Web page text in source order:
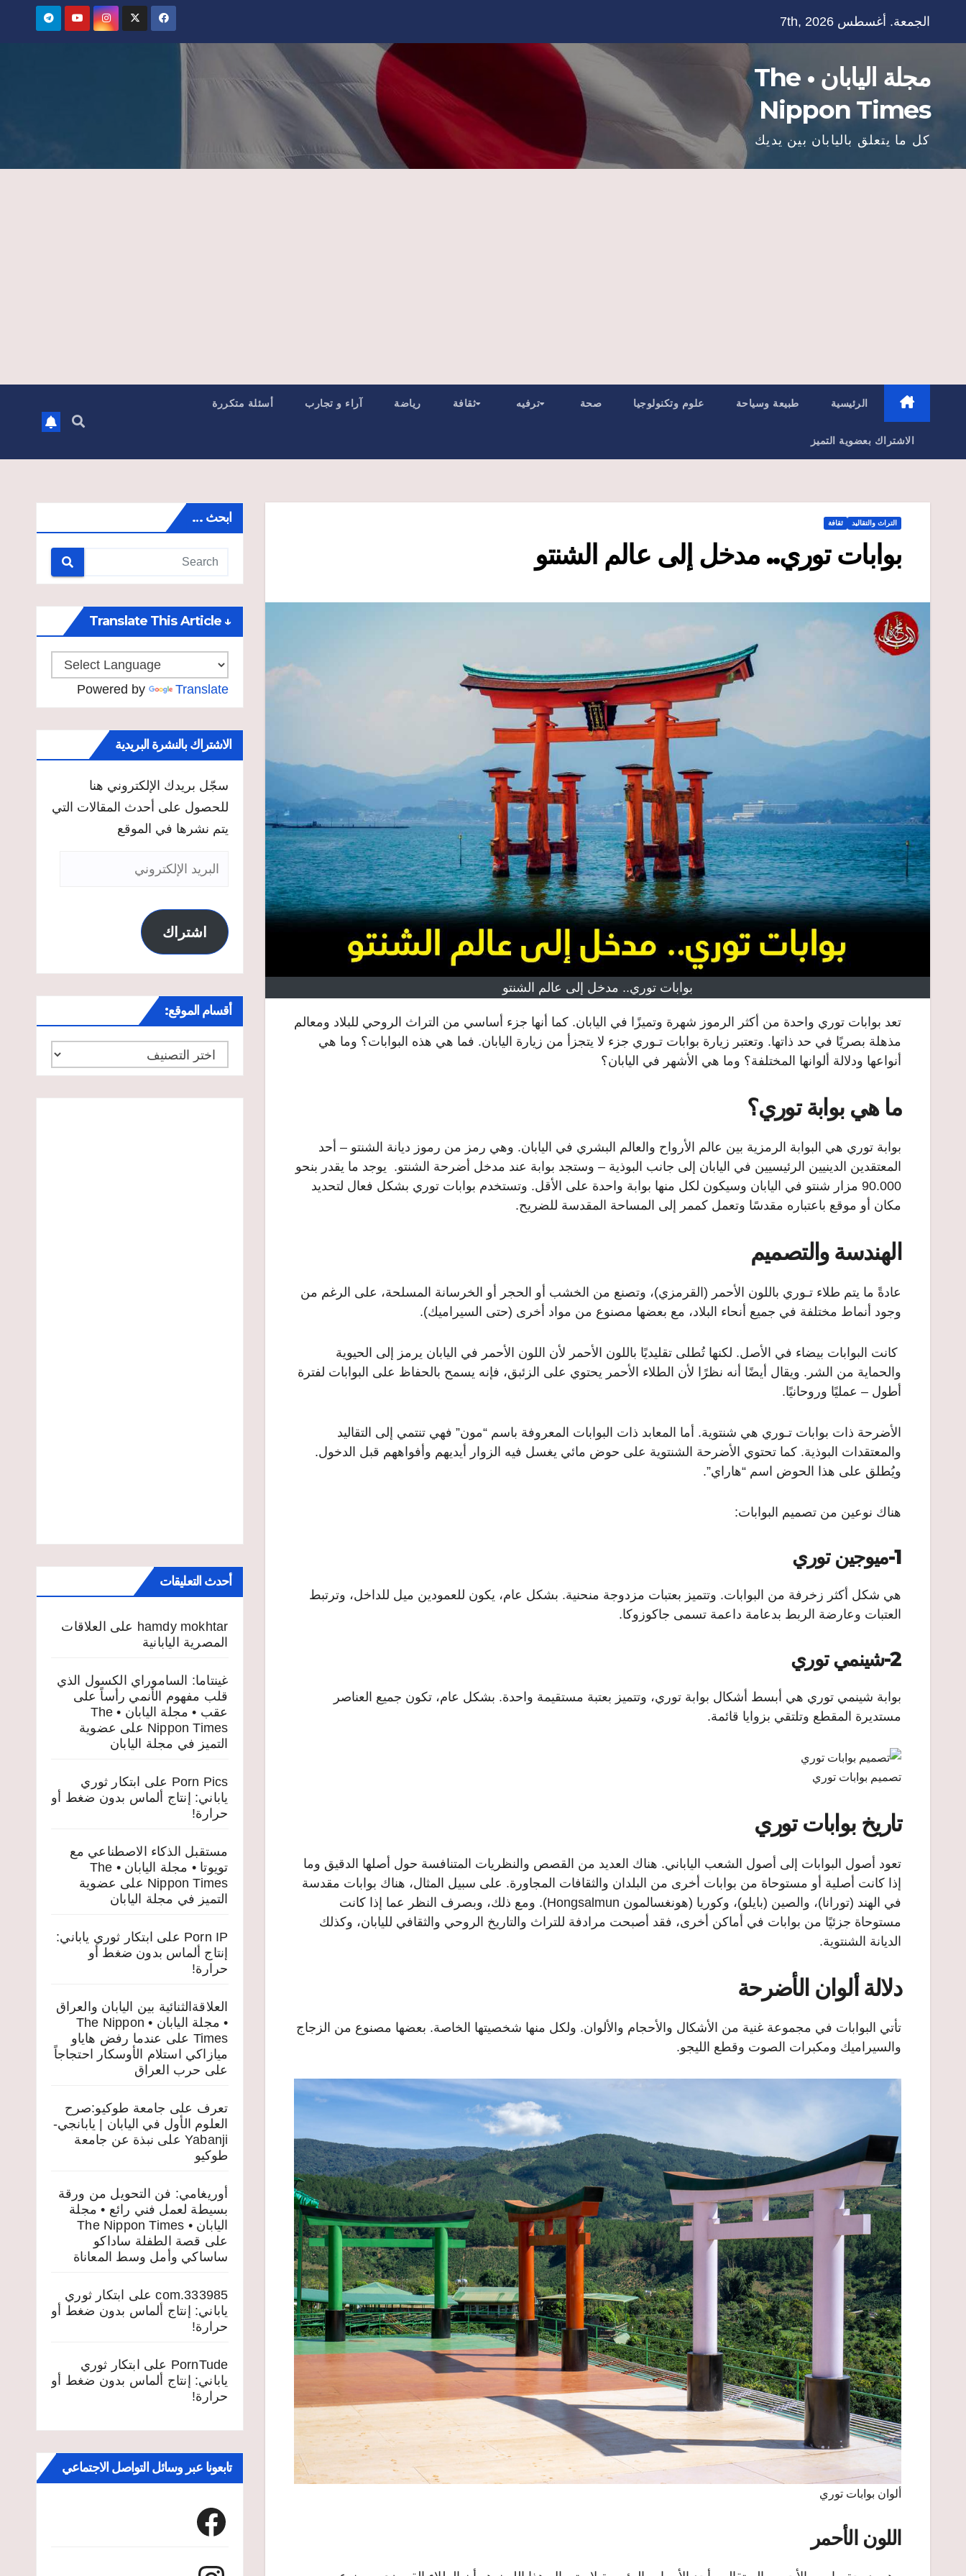
الجمعة. أغسطس 7th, 2026
مجلة اليابان • The
Nippon Times
كل ما يتعلق باليابان بين يديك
الرئيسية طبيعة وسياحة علوم وتكنولوجيا صحة ترفيه ثقافة رياضة آراء و تجارب أسئلة متكررة
الاشتراك بعضوية التميز
التراث والتقاليد ثقافة
بوابات توري.. مدخل إلى عالم الشنتو
بوابات توري.. مدخل إلى عالم الشنتو
تعد بوابات توري واحدة من أكثر الرموز شهرة وتميزًا في اليابان. كما أنها جزء أساسي من التراث الروحي للبلاد ومعالم
مذهلة بصريًا في حد ذاتها. وتعتبر زيارة بوابات تـوري جزء لا يتجزأ من زيارة اليابان. فما هي هذه البوابات؟ وما هي
أنواعها ودلالة ألوانها المختلفة؟ وما هي الأشهر في اليابان؟
ما هي بوابة توري؟
بوابة توري هي البوابة الرمزية بين عالم الأرواح والعالم البشري في اليابان. وهي رمز من رموز ديانة الشنتو – أحد
المعتقدين الدينيين الرئيسيين في اليابان إلى جانب البوذية – وستجد بوابة عند مدخل أضرحة الشنتو. يوجد ما يقدر بنحو
90.000 مزار شنتو في اليابان وسيكون لكل منها بوابة واحدة على الأقل. وتستخدم بوابات توري بشكل فعال لتحديد
مكان أو موقع باعتباره مقدسًا وتعمل كممر إلى المساحة المقدسة للضريح.
الهندسة والتصميم
عادةً ما يتم طلاء تـوري باللون الأحمر (القرمزي)، وتصنع من الخشب أو الحجر أو الخرسانة المسلحة، على الرغم من
وجود أنماط مختلفة في جميع أنحاء البلاد، مع بعضها مصنوع من مواد أخرى (حتى السيراميك).
كانت البوابات بيضاء في الأصل. لكنها تُطلى تقليديًا باللون الأحمر لأن اللون الأحمر في اليابان يرمز إلى الحيوية
والحماية من الشر. ويقال أيضًا أنه نظرًا لأن الطلاء الأحمر يحتوي على الزئبق، فإنه يسمح بالحفاظ على البوابات لفترة
أطول – عمليًا وروحانيًا.
الأضرحة ذات بوابات تـوري هي شنتوية. أما المعابد ذات البوابات المعروفة باسم “مون” فهي تنتمي إلى التقاليد
والمعتقدات البوذية. كما تحتوي الأضرحة الشنتوية على حوض مائي يغسل فيه الزوار أيديهم وأفواههم قبل الدخول.
ويُطلق على هذا الحوض اسم “هاراي”.
هناك نوعين من تصميم البوابات:
1-ميوجين توري
هي شكل أكثر زخرفة من البوابات. وتتميز بعتبات مزدوجة منحنية. بشكل عام، يكون للعمودين ميل للداخل، وترتبط
العتبات وعارضة الربط بدعامة داعمة تسمى جاكوزوكا.
2-شينمي توري
بوابة شينمي توري هي أبسط أشكال بوابة توري، وتتميز بعتبة مستقيمة واحدة. بشكل عام، تكون جميع العناصر
مستديرة المقطع وتلتقي بزوايا قائمة.
تصميم بوابات توري
تاريخ بوابات توري
تعود أصول البوابات إلى أصول الشعب الياباني. هناك العديد من القصص والنظريات المتنافسة حول أصلها الدقيق وما
إذا كانت أصلية أو مستوحاة من بوابات أخرى من البلدان والثقافات المجاورة. على سبيل المثال، هناك بوابات مقدسة
في الهند (تورانا)، والصين (بايلو)، وكوريا (هونغسالمون Hongsalmun). ومع ذلك، وبصرف النظر عما إذا كانت
مستوحاة جزئيًا من بوابات في أماكن أخرى، فقد أصبحت مرادفة للتراث والتاريخ الروحي والثقافي لليابان، وكذلك
الديانة الشنتوية.
دلالة ألوان الأضرحة
تأتي البوابات في مجموعة غنية من الأشكال والأحجام والألوان. ولكل منها شخصيتها الخاصة. بعضها مصنوع من الزجاج
والسيراميك ومكبرات الصوت وقطع الليجو.
ألوان بوابات توري
اللون الأحمر
ابحث …
↓ Translate This Article
Powered by Translate
الاشتراك بالنشرة البريدية
سجّل بريدك الإلكتروني هنا
للحصول على أحدث المقالات التي
يتم نشرها في الموقع
البريد
اشتراك
أقسام الموقع:
أقسام
الموقع:
أحدث التعليقات
hamdy mokhtar على
العلاقات
المصرية اليابانية
غينتاما: الساموراي الكسول الذي
قلب مفهوم الأنمي رأساً على
عقب • مجلة اليابان • The
Nippon Times على عضوية
التميز في مجلة اليابان
Porn Pics على
ابتكار ثوري
ياباني: إنتاج ألماس بدون ضغط أو
حرارة!
مستقبل الذكاء الاصطناعي مع
تويوتا • مجلة اليابان • The
Nippon Times على عضوية
التميز في مجلة اليابان
Porn IP على ابتكار ثوري ياباني:
إنتاج ألماس بدون ضغط أو
حرارة!
العلاقةالثنائية بين اليابان والعراق
• مجلة اليابان • The Nippon
Times على عندما رفض هاياو
ميازاكي استلام الأوسكار احتجاجاً
على حرب العراق
تعرف على جامعة طوكيو:صرح
العلوم الأول في اليابان | يابانجي-
Yabanjiعلى نبذة عن جامعة
طوكيو
أوريغامي: فن التحويل من ورقة
بسيطة لعمل فني رائع • مجلة
اليابان • The Nippon Times
على قصة الطفلة ساداكو
ساساكي وأمل وسط المعاناة
333985.com على
ابتكار ثوري
ياباني: إنتاج ألماس بدون ضغط أو
حرارة!
PornTude على
ابتكار ثوري
ياباني: إنتاج ألماس بدون ضغط أو
حرارة!
تابعونا عبر وسائل التواصل الاجتماعي
Facebook
Instagram